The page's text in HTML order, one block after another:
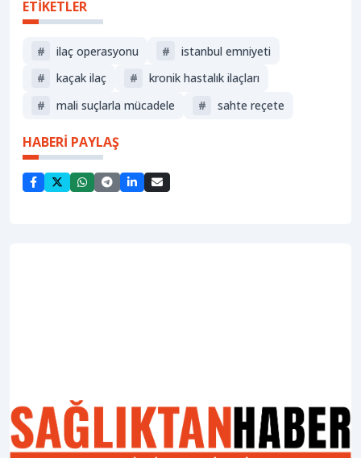
ETİKETLER
# ilaç operasyonu #
istanbul emniyeti
#
kaçak ilaç #
kronik hastalık ilaçları
#
mali suçlarla mücadele # sahte reçete
HABERİ PAYLAŞ